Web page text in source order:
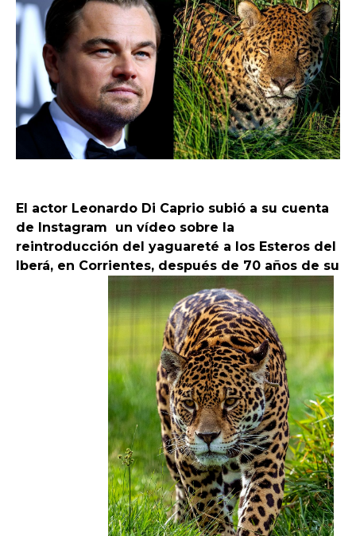
El actor Leonardo Di Caprio subió a su cuenta
de Instagram un vídeo sobre la
reintroducción del yaguareté a los Esteros del
Iberá, en Corrientes, después de 70 años de su